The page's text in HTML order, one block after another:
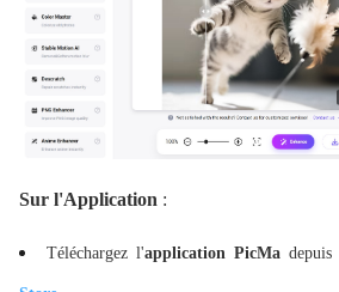
Sur l'Application :
Téléchargez l'application PicMa depuis